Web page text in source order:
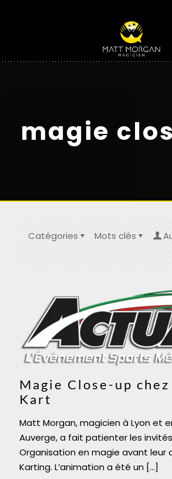
magie
Catégories Mots clés
Magie Close-up
Kart
Matt Morgan, magicien à Lyon et
Auverge, a fait patienter les
Organisation en magie avant leur
Karting. L’animation a été un […]